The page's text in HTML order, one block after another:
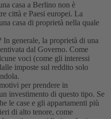
casa a Berlino non è
città e Paesi europei. La
casa di proprietà nella quale
In generale, la proprietà di una
dal Governo. Come
voci (come gli interessi
imposte sul reddito solo
per prendere in
investimento di questo tipo. Se
le case e gli appartamenti più
di alto tenore, come